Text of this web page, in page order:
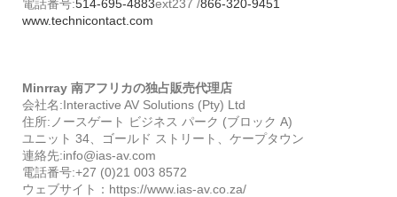
電話番号:514-695-4883ext237 /866-320-9451
www.technicontact.com
Minrray 南アフリカの独占販売代理店
会社名:Interactive AV Solutions (Pty) Ltd
住所:ノースゲート ビジネス パーク (ブロック A)
ユニット 34、ゴールド ストリート、ケープタウン
連絡先:info@ias-av.com
電話番号:+27 (0)21 003 8572
ウェブサイト：https://www.ias-av.co.za/